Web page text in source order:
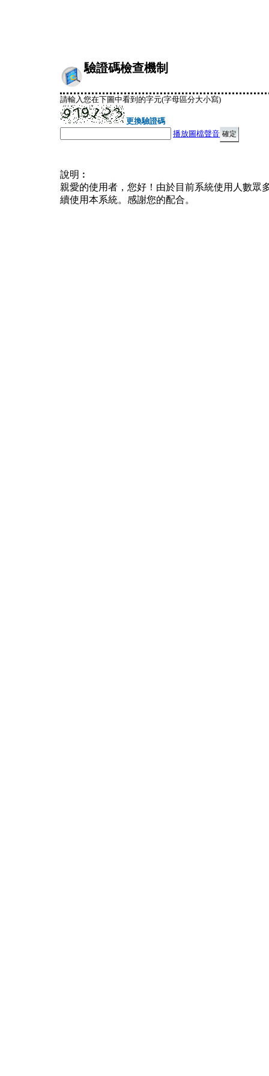
驗證碼檢查機制
請輸入您在下圖中看到的字元(字母區分大小寫)
更換驗證碼
播放圖檔聲音
說明︰
親愛的使用者，您好！由於目前系統使用人數眾
續使用本系統。感謝您的配合。